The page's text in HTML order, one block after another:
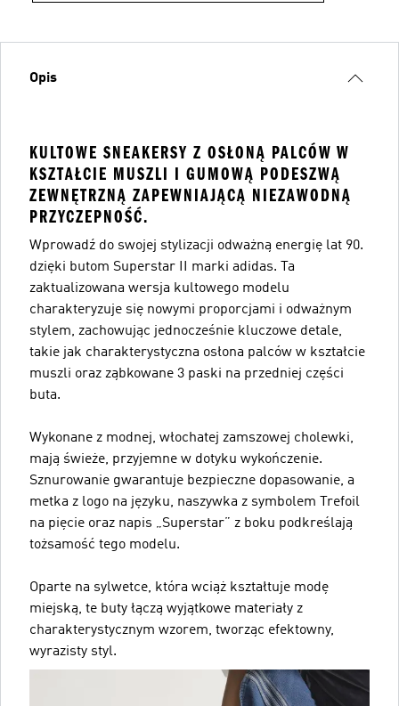
Opis
KULTOWE SNEAKERSY Z OSŁONĄ PALCÓW W
KSZTAŁCIE MUSZLI I GUMOWĄ PODESZWĄ
ZEWNĘTRZNĄ ZAPEWNIAJĄCĄ NIEZAWODNĄ
PRZYCZEPNOŚĆ.
Wprowadź do swojej stylizacji odważną energię lat 90.
dzięki butom Superstar II marki adidas. Ta
zaktualizowana wersja kultowego modelu
charakteryzuje się nowymi proporcjami i odważnym
stylem, zachowując jednocześnie kluczowe detale,
takie jak charakterystyczna osłona palców w kształcie
muszli oraz ząbkowane 3 paski na przedniej części
buta.
Wykonane z modnej, włochatej zamszowej cholewki,
mają świeże, przyjemne w dotyku wykończenie.
Sznurowanie gwarantuje bezpieczne dopasowanie, a
metka z logo na języku, naszywka z symbolem Trefoil
na pięcie oraz napis „Superstar” z boku podkreślają
tożsamość tego modelu.
Oparte na sylwetce, która wciąż kształtuje modę
miejską, te buty łączą wyjątkowe materiały z
charakterystycznym wzorem, tworząc efektowny,
wyrazisty styl.